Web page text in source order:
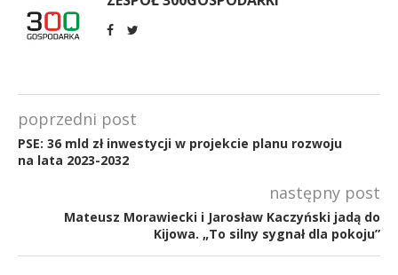
poprzedni post
PSE: 36 mld zł inwestycji w projekcie planu rozwoju
na lata 2023-2032
następny post
Mateusz Morawiecki i Jarosław Kaczyński jadą do
Kijowa. „To silny sygnał dla pokoju”